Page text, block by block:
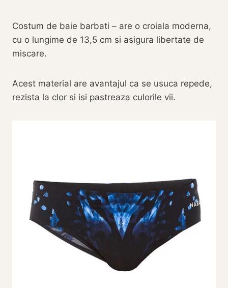
Costum de baie barbati – are o croiala moderna,
cu o lungime de 13,5 cm si asigura libertate de
miscare.
Acest material are avantajul ca se usuca repede,
rezista la clor si isi pastreaza culorile vii.